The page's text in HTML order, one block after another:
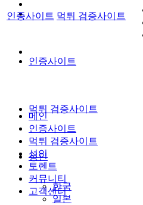
인증사이트
먹튀 검증사이트
성인
한국
일본
인증사이트 먹튀 검증사이트
메인
인증사이트
먹튀 검증사이트
성인
토렌트
커뮤니티
고객센터